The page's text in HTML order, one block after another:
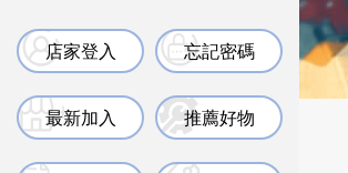
店家登入 忘記密碼
最新加入 推薦好物